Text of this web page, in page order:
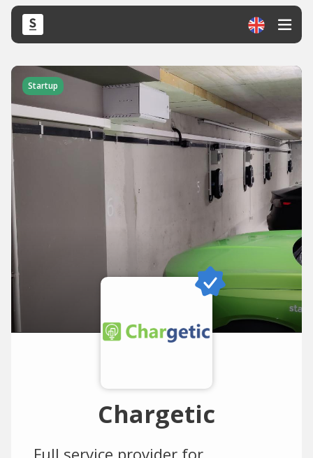
Startup
Chargetic
Full service provider for